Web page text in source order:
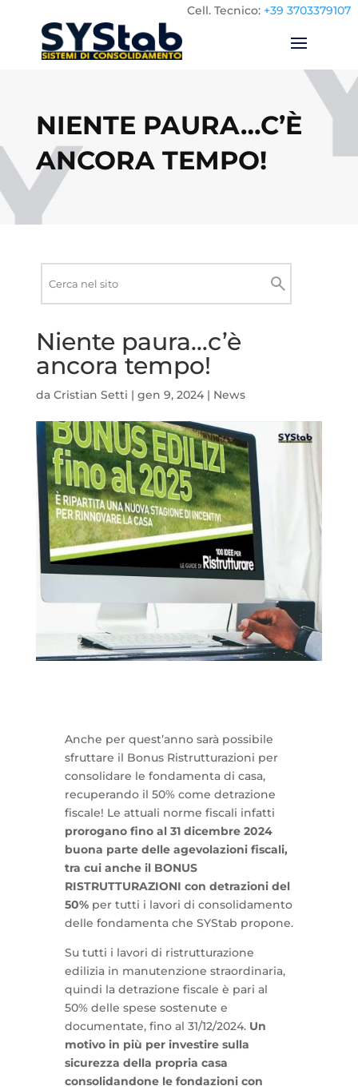
Cell. Tecnico: +39 3703379107
NIENTE PAURA…C’È
ANCORA TEMPO!
sito
Cerca
Niente paura…c’è
ancora tempo!
da Cristian Setti | gen 9, 2024| News
Anche per quest’anno sarà possibile
sfruttare il Bonus Ristrutturazioni per
consolidare le fondamenta di casa,
recuperando il 50% come detrazione
fiscale! Le attuali norme fiscali infatti
prorogano fino al 31 dicembre 2024
buona parte delle agevolazioni fiscali,
tra cui anche il BONUS
RISTRUTTURAZIONI con detrazioni del
50%per tutti i lavori di consolidamento
delle fondamenta che SYStab propone.
Su tutti i lavori di ristrutturazione
edilizia in manutenzione straordinaria,
quindi la detrazione fiscale è pari al
50% delle spese sostenute e
documentate, fino al 31/12/2024. Un
motivo in più per investire sulla
sicurezza della propria casa
consolidandone le fondazioni con